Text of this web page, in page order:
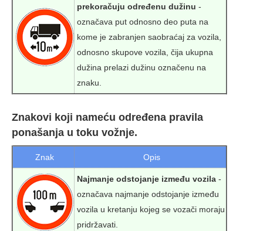
prekoračuju određenu dužinu -
označava put odnosno deo puta na
kome je zabranjen saobraćaj za vozila,
odnosno skupove vozila, čija ukupna
dužina prelazi dužinu označenu na
znaku.
Znakovi koji nameću određena pravila
ponašanja u toku vožnje.
Znak Opis
Najmanje odstojanje između vozila -
označava najmanje odstojanje između
vozila u kretanju kojeg se vozači moraju
pridržavati.